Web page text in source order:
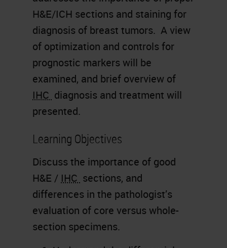
H&E/ICH sections and staining for
diagnosis of breast tumors. A view
of optimization and controls for
prognostic markers will be
examined, and brief overview of
IHC diagnosis and treatment will
presented.
Learning Objectives
Discuss the importance of good
H&E / IHC sections, and
differences in the pathologist’s
evaluation of core versus whole-
section specimens.